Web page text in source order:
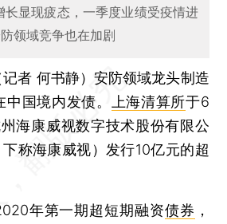
长显现疲态，一季度业绩受疫情进
领域竞争也在加剧
者 何书静） 安防领域龙头制造
中国境内发债。 上海清算所于6
海康威视数字技术股份有限公
下称海康威视）发行10亿元的超
年第一期超短期融资债券 ，